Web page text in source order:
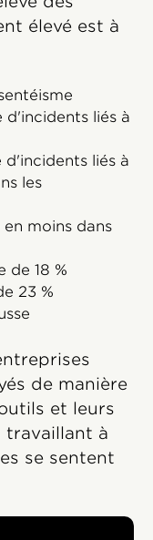
élevé est à
d'incidents liés à
d'incidents liés à
les
moins dans
de 18 %
23 %
de manière
et leurs
travaillant à
se sentent